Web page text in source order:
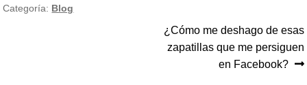
Categoría: Blog
Siguiente:
¿Cómo me deshago de esas
zapatillas que me persiguen
en Facebook?